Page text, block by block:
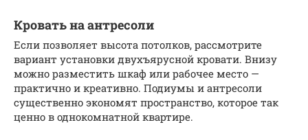
Кровать на антресоли
Если позволяет высота потолков, рассмотрите
вариант установки двухъярусной кровати. Внизу
можно разместить шкаф или рабочее место —
практично и креативно. Подиумы и антресоли
существенно экономят пространство, которое так
ценно в однокомнатной квартире.